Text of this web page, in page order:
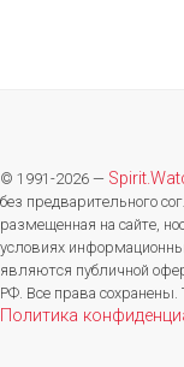
© 1991-2026 —
без предварительного
размещенная на сайте,
условиях
являются публичной
РФ. Все права
Политика